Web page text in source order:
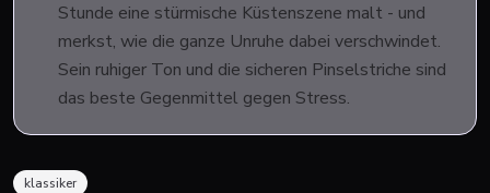
Stunde eine stürmische Küstenszene malt - und
merkst, wie die ganze Unruhe dabei verschwindet.
Sein ruhiger Ton und die sicheren Pinselstriche sind
das beste Gegenmittel gegen Stress.
klassiker